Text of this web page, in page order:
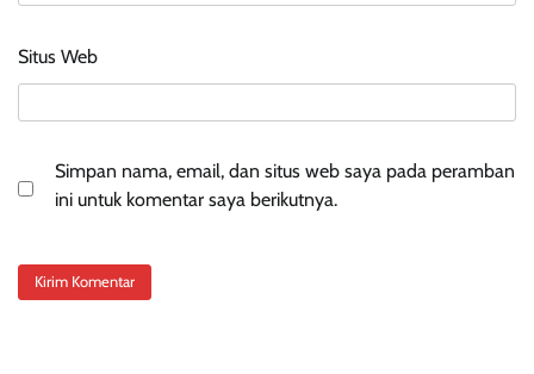
Situs Web
Simpan nama, email, dan situs web saya pada peramban
ini untuk komentar saya berikutnya.